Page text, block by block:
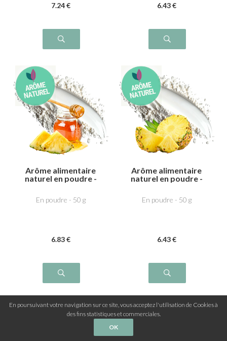
7.24 € 6.43 €
Arôme alimentaire
naturel en poudre -
En poudre - 50 g
6.83 €
Arôme alimentaire
naturel en poudre -
En poudre - 50 g
6.43 €
3
En poursuivant votre navigation sur ce site, vous acceptez l'utilisation de Cookies à
des fins statistiques et commerciales.
OK